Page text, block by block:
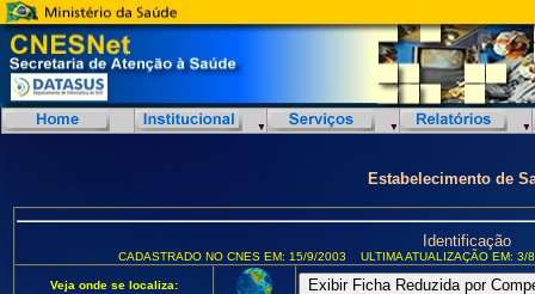
Estabelecimento de
Identificação
CADASTRADO NO CNES EM: 15/9/2003 ULTIMA ATUALIZAÇÃO EM:
Veja onde se localiza: